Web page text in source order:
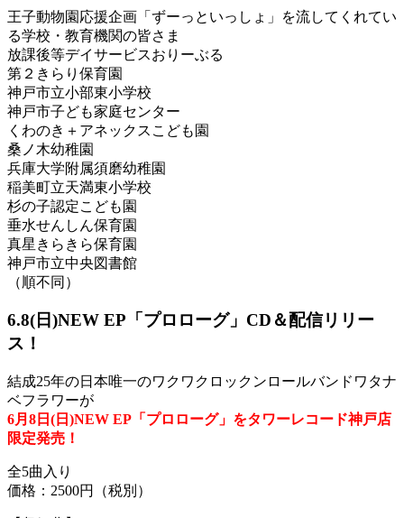
王子動物園応援企画「ずーっといっしょ」を流してくれてい
る学校・教育機関の皆さま
放課後等デイサービスおりーぶる
第２きらり保育園
神戸市立小部東小学校
神戸市子ども家庭センター
くわのき＋アネックスこども園
桑ノ木幼稚園
兵庫大学附属須磨幼稚園
稲美町立天満東小学校
杉の子認定こども園
垂水せんしん保育園
真星きらきら保育園
神戸市立中央図書館
（順不同）
6.8(日)NEW EP「プロローグ」CD＆配信リリー
ス！
結成25年の日本唯一のワクワクロックンロールバンドワタナ
ベフラワーが
6月8日(日)NEW EP「プロローグ」をタワーレコード神戸店
限定発売！
全5曲入り
価格：2500円（税別）